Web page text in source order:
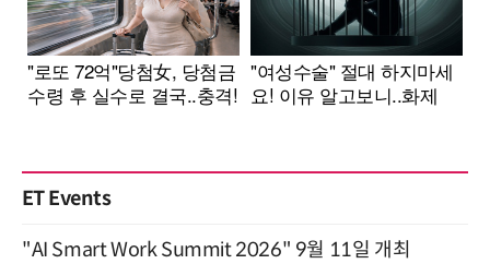
ET Events
"AI Smart Work Summit 2026" 9월 11일 개최